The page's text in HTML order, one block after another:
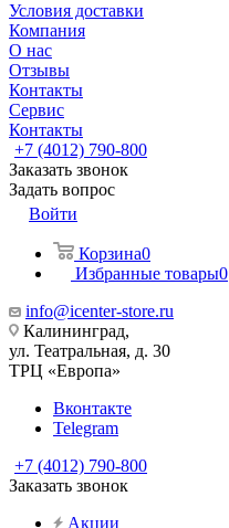
Условия доставки
Компания
О нас
Отзывы
Контакты
Сервис
Контакты
+7 (4012) 790-800
Заказать звонок
Задать вопрос
Войти
Корзина0
Избранные товары0
info@icenter-store.ru
Калининград,
ул. Театральная, д. 30
ТРЦ «Европа»
Вконтакте
Telegram
+7 (4012) 790-800
Заказать звонок
Акции